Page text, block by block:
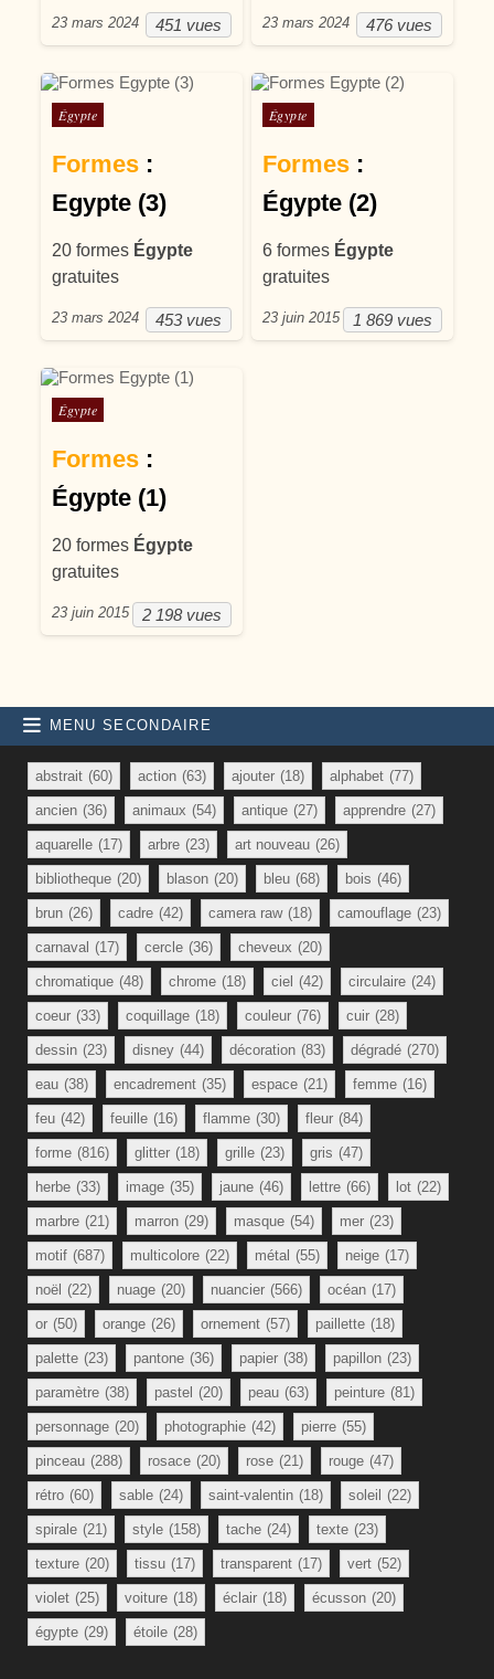
451 vues
23 mars 2024 476 vues
23 mars 2024
Posté dans
Égypte
Formes :
Egypte (3)
20 formes Égypte
gratuites
453 vues
23 mars 2024
Posté dans
Égypte
Formes:
Égypte (2)
6 formes Égypte
gratuites
1 869 vues
23 juin 2015
Posté dans
Égypte
Formes :
Égypte (1)
20 formes Égypte
gratuites
2 198 vues
23 juin 2015
MENU SECONDAIRE
abstrait (60) action (63) ajouter (18) alphabet (77)
ancien (36) animaux (54) antique (27) apprendre (27)
aquarelle (17) arbre (23) art nouveau (26)
bibliotheque (20) blason (20) bleu (68) bois (46)
brun (26) cadre (42) camera raw (18) camouflage (23)
carnaval (17) cercle (36) cheveux (20)
chromatique (48) chrome (18) ciel (42) circulaire (24)
coeur (33) coquillage (18) couleur (76) cuir (28)
dessin (23) disney (44) décoration (83) dégradé (270)
eau (38) encadrement (35) espace (21) femme (16)
feu (42) feuille (16) flamme (30) fleur (84)
forme (816) glitter (18) grille (23) gris (47)
herbe (33) image (35) jaune (46) lettre (66) lot (22)
marbre (21) marron (29) masque (54) mer (23)
motif (687) multicolore (22) métal (55) neige (17)
noël (22) nuage (20) nuancier (566) océan (17)
or (50) orange (26) ornement (57) paillette (18)
palette (23) pantone (36) papier (38) papillon (23)
paramètre (38) pastel (20) peau (63) peinture (81)
personnage (20) photographie (42) pierre (55)
pinceau (288) rosace (20) rose (21) rouge (47)
rétro (60) sable (24) saint-valentin (18) soleil (22)
spirale (21) style (158) tache (24) texte (23)
texture (20) tissu (17) transparent (17) vert (52)
violet (25) voiture (18) éclair (18) écusson (20)
égypte (29) étoile (28)